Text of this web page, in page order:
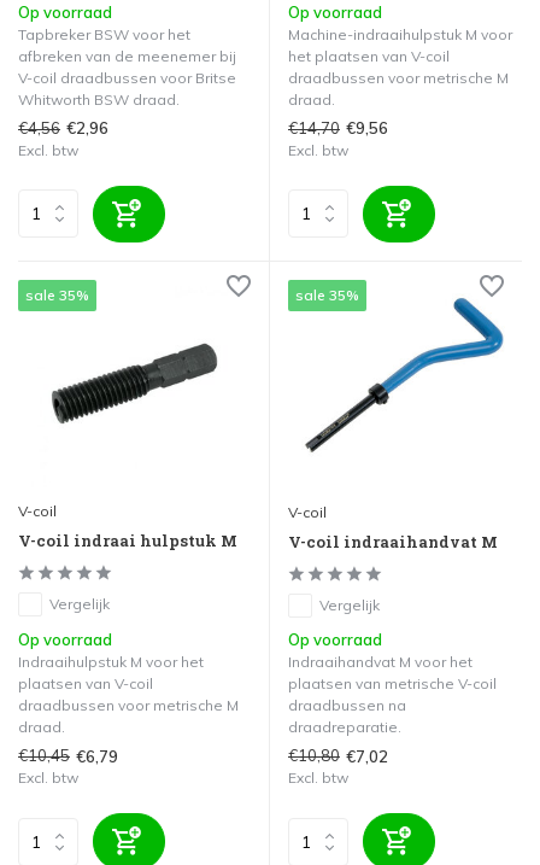
Op voorraad
Tapbreker BSW voor het
afbreken van de meenemer bij
V-coil draadbussen voor Britse
Whitworth BSW draad.
€4,56 €2,96
Excl. btw
Op voorraad
Machine-indraaihulpstuk M voor
het plaatsen van V-coil
draadbussen voor metrische M
draad.
€14,70 €9,56
Excl. btw
sale 35%
V-coil
V-coil indraai hulpstuk M
Vergelijk
Op voorraad
Indraaihulpstuk M voor het
plaatsen van V-coil
draadbussen voor metrische M
draad.
€10,45 €6,79
Excl. btw
sale 35%
V-coil
V-coil indraaihandvat M
Vergelijk
Op voorraad
Indraaihandvat M voor het
plaatsen van metrische V-coil
draadbussen na
draadreparatie.
€10,80 €7,02
Excl. btw